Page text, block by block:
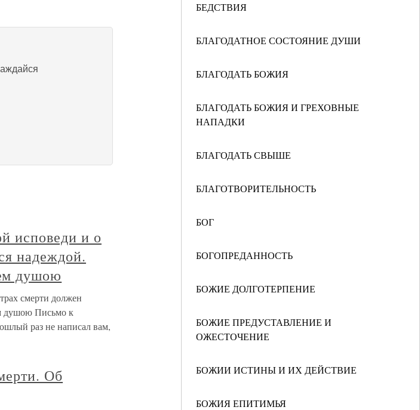
БЕДСТВИЯ
БЛАГОДАТНОЕ СОСТОЯНИЕ ДУШИ
БЛАГОДАТЬ БОЖИЯ
БЛАГОДАТЬ БОЖИЯ И ГРЕХОВНЫЕ
НАПАДКИ
БЛАГОДАТЬ СВЫШЕ
БЛАГОТВОРИТЕЛЬНОСТЬ
БОГ
БОГОПРЕДАННОСТЬ
БОЖИЕ ДОЛГОТЕРПЕНИЕ
БОЖИЕ ПРЕДУСТАВЛЕНИЕ И
ОЖЕСТОЧЕНИЕ
БОЖИИ ИСТИНЫ И ИХ ДЕЙСТВИЕ
БОЖИЯ ЕПИТИМЬЯ
исповеди и о
надеждой.
душою
смерти должен
душою Письмо к
раз не написал вам,
Об